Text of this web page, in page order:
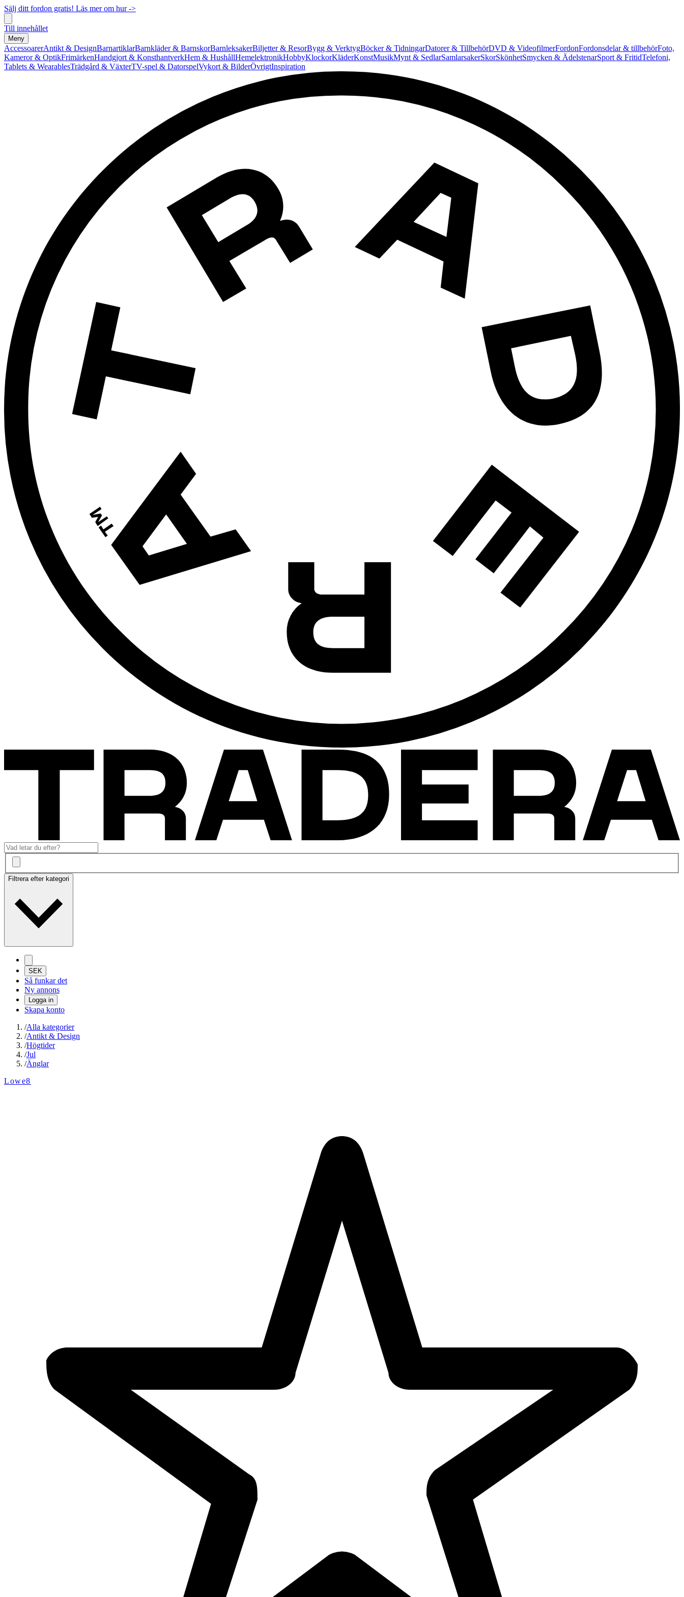
Sälj ditt fordon gratis! Läs mer om hur ->
Till innehållet
Meny
AccessoarerAntikt & DesignBarnartiklarBarnkläder & BarnskorBarnleksakerBiljetter & ResorBygg & VerktygBöcker & TidningarDatorer & TillbehörDVD & VideofilmerFordonFordonsdelar & tillbehörFoto,
Kameror & OptikFrimärkenHandgjort & KonsthantverkHem & HushållHemelektronikHobbyKlockorKläderKonstMusikMynt & SedlarSamlarsakerSkorSkönhetSmycken & ÄdelstenarSport & FritidTelefoni,
Tablets & WearablesTrädgård & VäxterTV-spel & DatorspelVykort & BilderÖvrigtInspiration
Filtrera efter kategori
SEK
Så funkar det
Ny annons
Logga in
Skapa konto
/Alla kategorier
/Antikt & Design
/Högtider
/Jul
/Änglar
Lowe8